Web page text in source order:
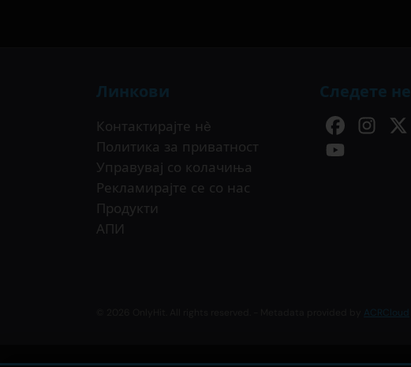
Линкови
Контактирајте нè
Политика за приватност
Управувај со колачиња
Рекламирајте се со нас
Продукти
АПИ
Следете не
ACRCloud